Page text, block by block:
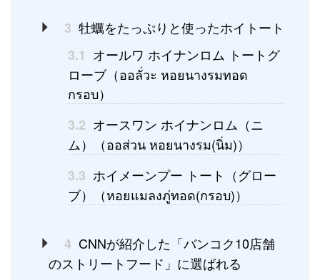
3 牡蠣をたっぷりと使ったホイトート
3.1 オールワ ホイナンロム トートグ
ローブ（ออลั่วะ หอยนางรมทอด
กรอบ）
3.2 オースワン ホイナンロム（ニ
ム）（ออส่วน หอยนางรม(นิ่ม)）
3.3 ホイメーンプー トート（グロー
ブ）（หอยแมลงภู่ทอด(กรอบ)）
4 CNNが紹介した「バンコク10店舗
のストリートフード」に選ばれる